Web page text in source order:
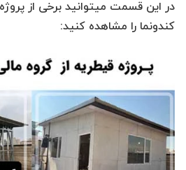
در این قسمت میتوانید برخی از
کندونما را مشاهده کنید: